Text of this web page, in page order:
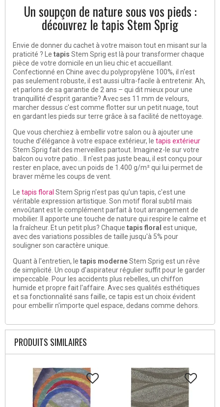
Un soupçon de nature sous vos pieds :
découvrez le tapis Stem Sprig
Envie de donner du cachet à votre maison tout en misant sur la
praticité ? Le tapis Stem Sprig est là pour transformer chaque
pièce de votre domicile en un lieu chic et accueillant.
Confectionné en Chine avec du polypropylène 100%, il n'est
pas seulement robuste, il est aussi ultra-facile à entretenir. Ah,
et parlons de sa garantie de 2 ans – qui dit mieux pour une
tranquillité d’esprit garantie? Avec ses 11 mm de velours,
marcher dessus c'est comme flotter sur un petit nuage, tout
en gardant les pieds sur terre grâce à sa facilité de nettoyage.
Que vous cherchiez à embellir votre salon ou à ajouter une
touche d'élégance à votre espace extérieur, le tapis extérieur
Stem Sprig fait des merveilles partout. Imaginez-le sur votre
balcon ou votre patio... Il n'est pas juste beau, il est conçu pour
rester en place, avec un poids de 1.400 g/m² qui lui permet de
braver même les coups de vent.
Le tapis floral Stem Sprig n'est pas qu'un tapis, c'est une
véritable expression artistique. Son motif floral subtil mais
envoûtant est le complément parfait à tout arrangement de
mobilier. Il apporte une touche de nature qui respire le calme et
la fraîcheur. Et un petit plus? Chaque tapis floral est unique,
avec des variations possibles de taille jusqu'à 5% pour
souligner son caractère unique.
Quant à l'entretien, le tapis moderneStem Sprig est un rêve
de simplicité. Un coup d'aspirateur régulier suffit pour le garder
impeccable. Pour les accidents plus rebelles, un chiffon
humide et propre fait l'affaire. Avec ses qualités esthétiques
et sa fonctionnalité sans faille, ce tapis est un choix évident
pour embellir n'importe quel espace, dedans comme dehors.
PRODUITS SIMILAIRES